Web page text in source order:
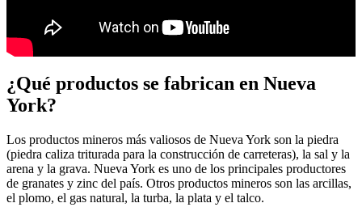
¿Qué productos se fabrican en Nueva
York?
Los productos mineros más valiosos de Nueva York son la piedra
(piedra caliza triturada para la construcción de carreteras), la sal y la
arena y la grava. Nueva York es uno de los principales productores
de granates y zinc del país. Otros productos mineros son las arcillas,
el plomo, el gas natural, la turba, la plata y el talco.